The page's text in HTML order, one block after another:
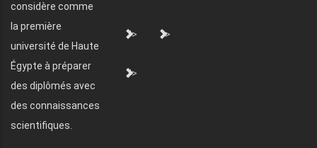
considère comme
la première
université de Haute
Égypte à préparer
des diplômés avec
des connaissances
scientifiques.
"> ">
">